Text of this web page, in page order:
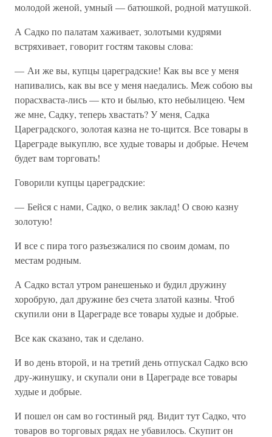
молодой женой, умный — батюшкой, родной матушкой.
А Садко по палатам хаживает, золотыми кудрями
встряхивает, говорит гостям таковы слова:
— Аи же вы, купцы цареградские! Как вы все у меня
напивались, как вы все у меня наедались. Меж собою вы
порасхваста-лись — кто и былью, кто небылицею. Чем
же мне, Садку, теперь хвастать? У меня, Садка
Цареградского, золотая казна не то-щится. Все товары в
Цареграде выкуплю, все худые товары и добрые. Нечем
будет вам торговать!
Говорили купцы цареградские:
— Бейся с нами, Садко, о велик заклад! О свою казну
золотую!
И все с пира того разъезжалися по своим домам, по
местам родным.
А Садко встал утром ранешенько и будил дружину
хоробрую, дал дружине без счета златой казны. Чтоб
скупили они в Цареграде все товары худые и добрые.
Все как сказано, так и сделано.
И во день второй, и на третий день отпускал Садко всю
дру-жинушку, и скупали они в Цареграде все товары
худые и добрые.
И пошел он сам во гостиный ряд. Видит тут Садко, что
товаров во торговых рядах не убавилось. Скупит он